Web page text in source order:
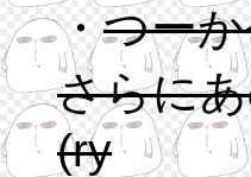
・つー
さらに
(ry